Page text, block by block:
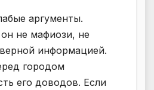
аргументы.
не мафиози, не
информацией.
городом
его доводов. Если